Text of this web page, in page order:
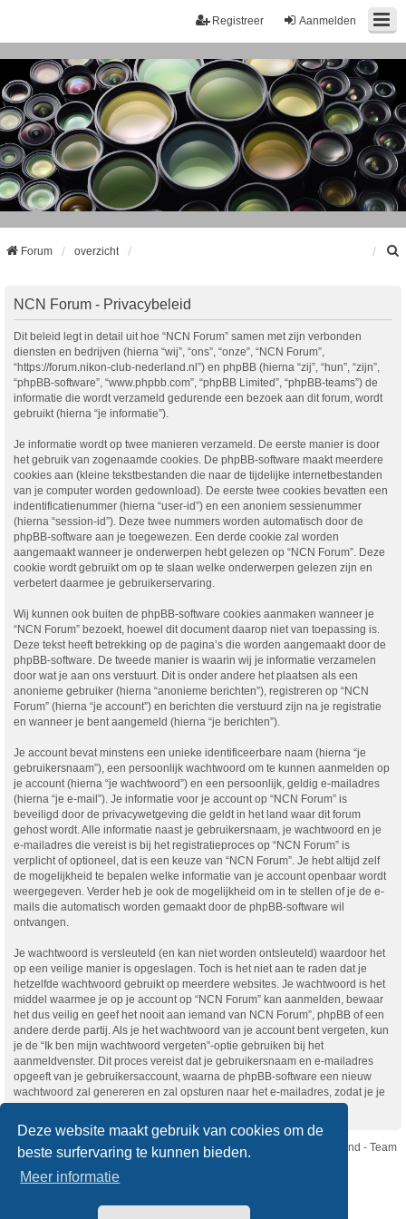
Deze website maakt gebruik van cookies om de
beste surfervaring te kunnen bieden.
Meer informatie
Aanmelden
Registreer
Forum overzicht
NCN Forum - Privacybeleid
Dit beleid legt in detail uit hoe “NCN Forum” samen met zijn verbonden
diensten en bedrijven (hierna “wij”, “ons”, “onze”, “NCN Forum”,
“https://forum.nikon-club-nederland.nl”) en phpBB (hierna “zij”, “hun”, “zijn”,
“phpBB-software”, “www.phpbb.com”, “phpBB Limited”, “phpBB-teams”) de
informatie die wordt verzameld gedurende een bezoek aan dit forum, wordt
gebruikt (hierna “je informatie”).
Je informatie wordt op twee manieren verzameld. De eerste manier is door
het gebruik van zogenaamde cookies. De phpBB-software maakt meerdere
cookies aan (kleine tekstbestanden die naar de tijdelijke internetbestanden
van je computer worden gedownload). De eerste twee cookies bevatten een
indentificatienummer (hierna “user-id”) en een anoniem sessienummer
(hierna “session-id”). Deze twee nummers worden automatisch door de
phpBB-software aan je toegewezen. Een derde cookie zal worden
aangemaakt wanneer je onderwerpen hebt gelezen op “NCN Forum”. Deze
cookie wordt gebruikt om op te slaan welke onderwerpen gelezen zijn en
verbetert daarmee je gebruikerservaring.
Wij kunnen ook buiten de phpBB-software cookies aanmaken wanneer je
“NCN Forum” bezoekt, hoewel dit document daarop niet van toepassing is.
Deze tekst heeft betrekking op de pagina’s die worden aangemaakt door de
phpBB-software. De tweede manier is waarin wij je informatie verzamelen
door wat je aan ons verstuurt. Dit is onder andere het plaatsen als een
anonieme gebruiker (hierna “anonieme berichten”), registreren op “NCN
Forum” (hierna “je account”) en berichten die verstuurd zijn na je registratie
en wanneer je bent aangemeld (hierna “je berichten”).
Je account bevat minstens een unieke identificeerbare naam (hierna “je
gebruikersnaam”), een persoonlijk wachtwoord om te kunnen aanmelden op
je account (hierna “je wachtwoord”) en een persoonlijk, geldig e-mailadres
(hierna “je e-mail”). Je informatie voor je account op “NCN Forum” is
beveiligd door de privacywetgeving die geldt in het land waar dit forum
gehost wordt. Alle informatie naast je gebruikersnaam, je wachtwoord en je
e-mailadres die vereist is bij het registratieproces op “NCN Forum” is
verplicht of optioneel, dat is een keuze van “NCN Forum”. Je hebt altijd zelf
de mogelijkheid te bepalen welke informatie van je account openbaar wordt
weergegeven. Verder heb je ook de mogelijkheid om in te stellen of je de e-
mails die automatisch worden gemaakt door de phpBB-software wil
ontvangen.
Je wachtwoord is versleuteld (en kan niet worden ontsleuteld) waardoor het
op een veilige manier is opgeslagen. Toch is het niet aan te raden dat je
hetzelfde wachtwoord gebruikt op meerdere websites. Je wachtwoord is het
middel waarmee je op je account op “NCN Forum” kan aanmelden, bewaar
het dus veilig en geef het nooit aan iemand van NCN Forum”, phpBB of een
andere derde partij. Als je het wachtwoord van je account bent vergeten, kun
je de “Ik ben mijn wachtwoord vergeten”-optie gebruiken bij het
aanmeldvenster. Dit proces vereist dat je gebruikersnaam en e-mailadres
opgeeft van je gebruikersaccount, waarna de phpBB-software een nieuw
wachtwoord zal genereren en zal opsturen naar het e-mailadres, zodat je je
opnieuw kunt aanmelden.
Nikon Club Nederland - Team
Forum
Copyright © Nikon Club Nederland 2023